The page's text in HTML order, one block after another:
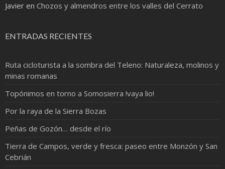
Javier en Chozos y almendros entre los valles del Cerrato
ENTRADAS RECIENTES
Ruta cicloturista a la sombra del Teleno: Naturaleza, molinos y
minas romanas
Topónimos en torno a Somosierra !vaya lio!
Por la raya de la Sierra Bozas
Peñas de Gozón… desde el río
Tierra de Campos, verde y fresca: paseo entre Monzón y San
Cebrián